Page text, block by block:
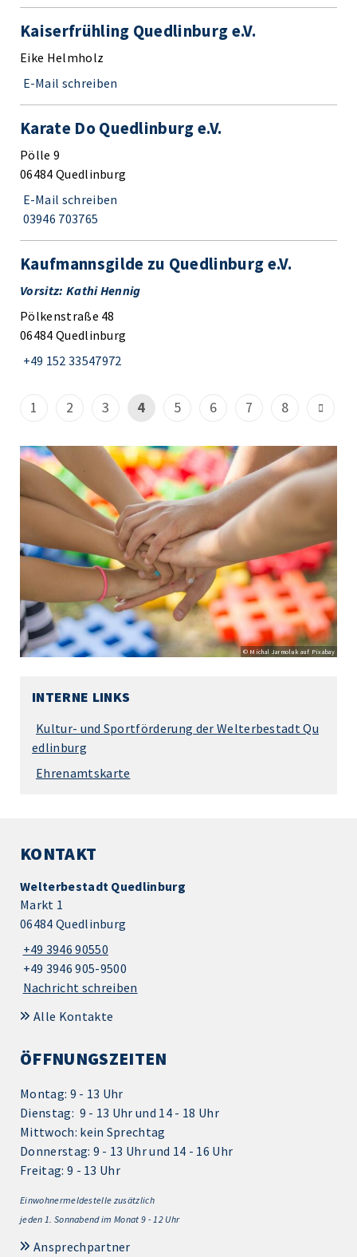
Kaiserfrühling Quedlinburg e.V.
Eike Helmholz
E-Mail schreiben
Karate Do Quedlinburg e.V.
Pölle 9
06484 Quedlinburg
E-Mail schreiben
03946 703765
Kaufmannsgilde zu Quedlinburg e.V.
Vorsitz: Kathi Hennig
Pölkenstraße 48
06484 Quedlinburg
+49 152 33547972
1 2 3 4 5 6 7 8
© Michal Jarmoluk auf Pixabay
INTERNE LINKS
Kultur- und Sportförderung der Welterbestadt Qu
edlinburg
Ehrenamtskarte
KONTAKT
Welterbestadt Quedlinburg
Markt 1
06484 Quedlinburg
+49 3946 90550
+49 3946 905-9500
Nachricht schreiben
Alle Kontakte
ÖFFNUNGSZEITEN
Montag: 9 - 13 Uhr
Dienstag: 9 - 13 Uhr und 14 - 18 Uhr
Mittwoch: kein Sprechtag
Donnerstag: 9 - 13 Uhr und 14 - 16 Uhr
Freitag: 9 - 13 Uhr
Einwohnermeldestelle zusätzlich
jeden 1. Sonnabend im Monat 9 - 12 Uhr
Ansprechpartner